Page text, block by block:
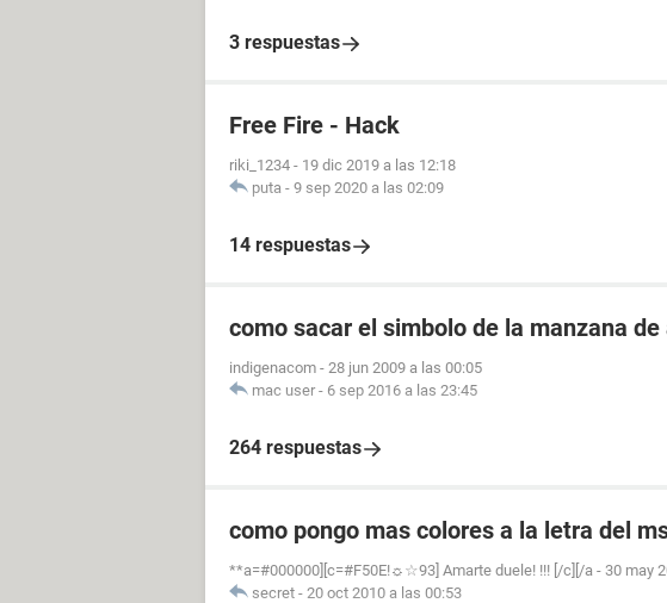
3 respuestas
Free Fire - Hack
riki_1234 - 19 dic 2019 a las 12:18
puta - 9 sep 2020 a las 02:09
14 respuestas
como sacar el simbolo de la manzana de
indigenacom - 28 jun 2009 a las 00:05
mac user - 6 sep 2016 a las 23:45
264 respuestas
como pongo mas colores a la letra del
**a=#000000][c=#F50E!☼☆93] Amarte duele! !!! [/c][/a - 30 may
secret - 20 oct 2010 a las 00:53